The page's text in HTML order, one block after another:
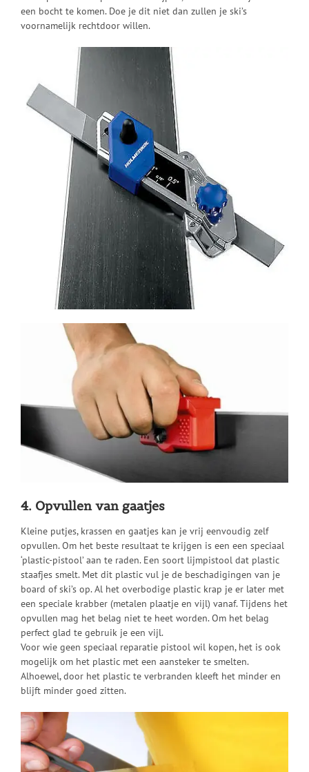
een bocht te komen. Doe je dit niet dan zullen je ski’s
voornamelijk rechtdoor willen.
4. Opvullen van gaatjes
Kleine putjes, krassen en gaatjes kan je vrij eenvoudig zelf
opvullen. Om het beste resultaat te krijgen is een een speciaal
‘plastic-pistool’ aan te raden. Een soort lijmpistool dat plastic
staafjes smelt. Met dit plastic vul je de beschadigingen van je
board of ski’s op. Al het overbodige plastic krap je er later met
een speciale krabber (metalen plaatje en vijl) vanaf. Tijdens het
opvullen mag het belag niet te heet worden. Om het belag
perfect glad te gebruik je een vijl.
Voor wie geen speciaal reparatie pistool wil kopen, het is ook
mogelijk om het plastic met een aansteker te smelten.
Alhoewel, door het plastic te verbranden kleeft het minder en
blijft minder goed zitten.